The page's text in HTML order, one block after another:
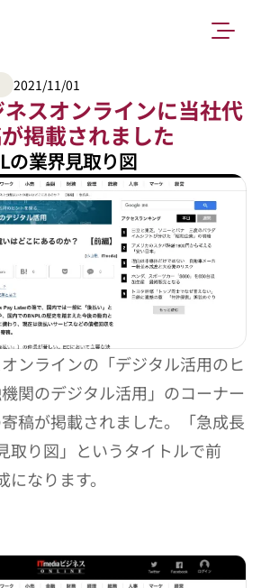
2021/11/01
スオンラインに当社代
掲載されました
の業界見取り図
ンラインの「デジタル活用のヒ
関のデジタル活用」のコーナー
稿が掲載されました。「急成長
取り図」というタイトルで前
なります。